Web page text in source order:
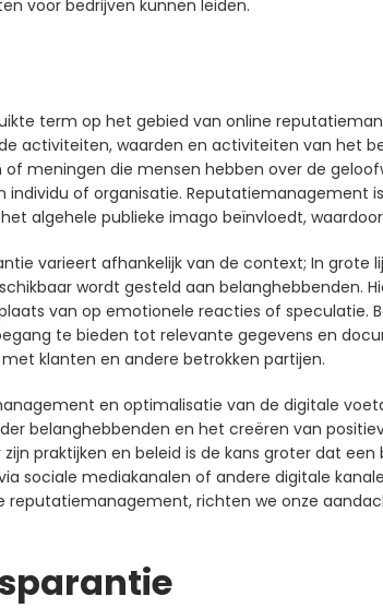
voor bedrijven kunnen leiden.
term op het gebied van online
activiteiten, waarden en activiteiten van het
meningen die mensen hebben over de
individu of organisatie. Reputatiemanagement
algehele publieke imago beïnvloedt,
varieert afhankelijk van de context; In
wordt gesteld aan belanghebbenden.
van op emotionele reacties of speculatie.
te bieden tot relevante gegevens en
klanten en andere betrokken partijen.
en optimalisatie van de digitale
belanghebbenden en het creëren van
praktijken en beleid is de kans groter dat
sociale mediakanalen of andere digitale
reputatiemanagement, richten we onze